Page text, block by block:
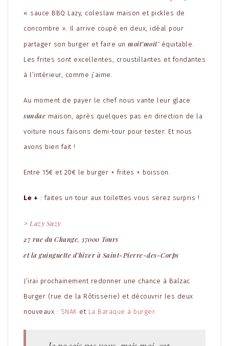
« sauce BBQ Lazy, coleslaw maison et pickles de
concombre ». Il arrive coupé en deux, idéal pour
partager son burger et faire un moit’moit’équitable.
Les frites sont excellentes, croustillantes et fondantes
à l’intérieur, comme j’aime.
Au moment de payer le chef nous vante leur glace
sundae maison, après quelques pas en direction de la
voiture nous faisons demi-tour pour tester. Et nous
avons bien fait !
Entre 15€ et 20€ le burger + frites + boisson.
Le + : faites un tour aux toilettes vous serez surpris !
> Lazy Suzy
27 rue du Change, 37000 Tours
et la guinguette d’hiver à Saint-Pierre-des-Corps
J’irai prochainement redonner une chance à Balzac
Burger (rue de la Rôtisserie) et découvrir les deux
nouveaux : SNAK et La Baraque à burger.